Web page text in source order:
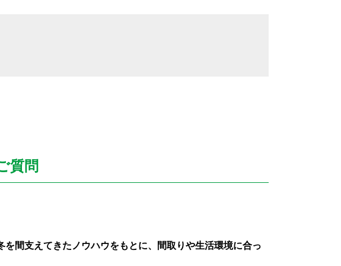
質問
間支えてきたノウハウをもとに、間取りや生活環境に合っ